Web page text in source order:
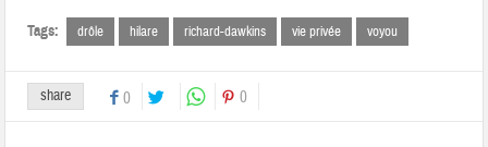
Tags: drôle hilare richard-dawkins vie privée voyou
share 0 0